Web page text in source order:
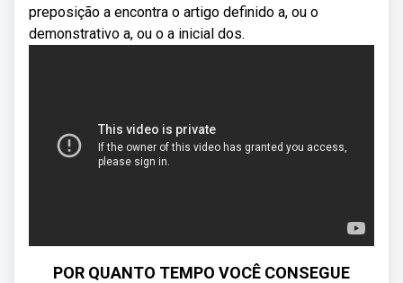
preposição a encontra o artigo definido a, ou o
demonstrativo a, ou o a inicial dos.
POR QUANTO TEMPO VOCÊ CONSEGUE